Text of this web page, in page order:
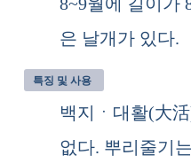
은 날개가 있다.
특징 및 사용
백지ㆍ대활(大
없다. 뿌리줄기